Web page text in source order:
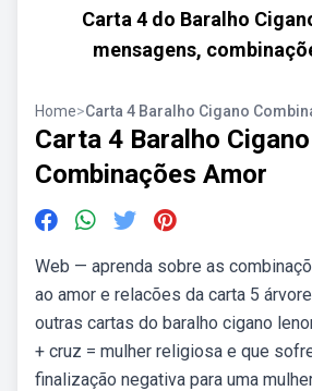
Carta 4 do Baralho
mensagens,
Home>Carta 4 Baralho Cigano
Carta 4 Baralho Cigano
Combinações Amor
Web — aprenda sobre as
ao amor e relacões da carta 5
outras cartas do baralho cigano
+ cruz = mulher religiosa e que
finalização negativa para uma